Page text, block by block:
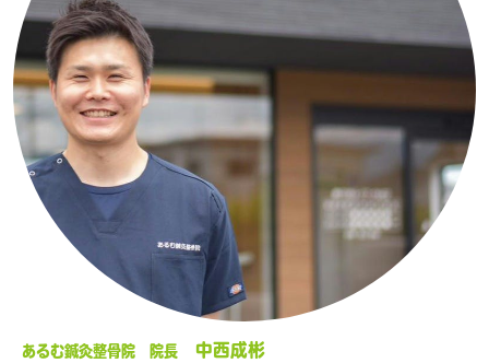
あるむ鍼灸整骨院 院長
中西成彬